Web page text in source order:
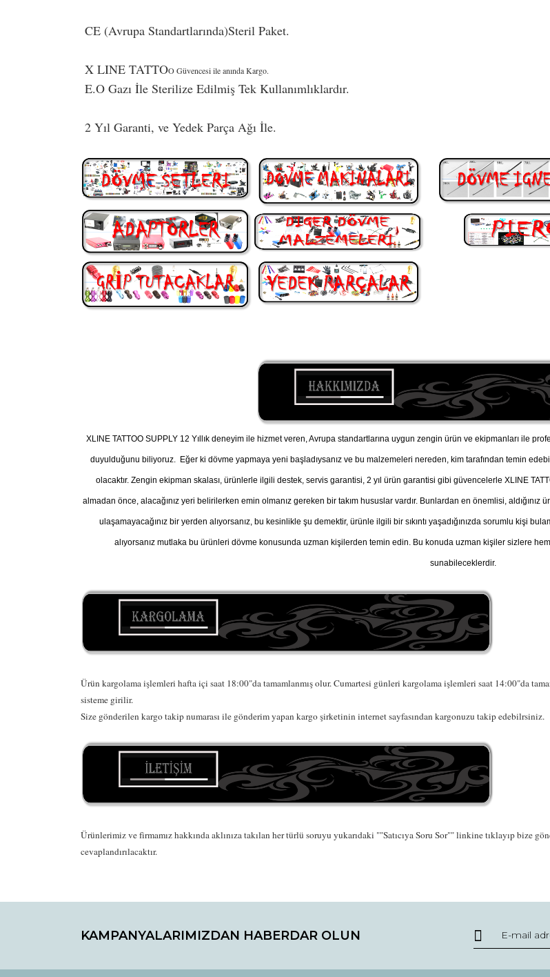
CE (Avrupa Standartlarında)Steril Paket.
X LINE TATTOO Güvencesi ile anında Kargo.
E.O Gazı İle Sterilize Edilmiş Tek Kullanımlıklardır.
2 Yıl Garanti, ve Yedek Parça Ağı İle.
XLINE TATTOO SUPPLY 12 Yıllık deneyim ile hizmet veren, Avrupa standartlarına uygun zengin ürün ve ekipmanları ile
duyulduğunu biliyoruz. Eğer ki dövme yapmaya yeni başladıysanız ve bu malzemeleri nereden, kim tarafından temin
olacaktır. Zengin ekipman skalası, ürünlerle ilgili destek, servis garantisi, 2 yıl ürün garantisi gibi güvencelerle XLINE
almadan önce, alacağınız yeri belirilerken emin olmanız gereken bir takım hususlar vardır. Bunlardan en önemlisi, aldığınız
ulaşamayacağınız bir yerden alıyorsanız, bu kesinlikle şu demektir, ürünle ilgili bir sıkıntı yaşadığınızda sorumlu kişi
alıyorsanız mutlaka bu ürünleri dövme konusunda uzman kişilerden temin edin. Bu konuda uzman kişiler sizlere
sunabileceklerdir.
Ürün kargolama işlemleri hafta içi saat 18:00"da tamamlanmış olur. Cumartesi günleri kargolama işlemleri saat 14:00"da
sisteme girilir.
Size gönderilen kargo takip numarası ile gönderim yapan kargo şirketinin internet sayfasından kargonuzu takip edebilrsiniz.
Ürünlerimiz ve firmamız hakkında aklınıza takılan her türlü soruyu yukarıdaki ""Satıcıya Soru Sor"" linkine tıklayıp bize
cevaplandırılacaktır.
Yorum Yaz
Görüş ve önerileriniz için teşekkür ederiz.
Ürün resmi kalitesiz, bozuk veya görüntülenemiyor.
KAMPANYALARIMIZDAN HABERDAR OLUN